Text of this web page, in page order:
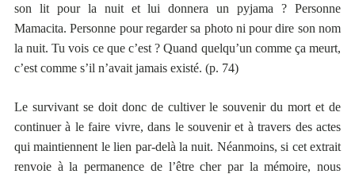
son lit pour la nuit et lui donnera un pyjama ? Personne
Mamacita. Personne pour regarder sa photo ni pour dire son nom
la nuit. Tu vois ce que c’est ? Quand quelqu’un comme ça meurt,
c’est comme s’il n’avait jamais existé. (p. 74)
Le survivant se doit donc de cultiver le souvenir du mort et de
continuer à le faire vivre, dans le souvenir et à travers des actes
qui maintiennent le lien par-delà la nuit. Néanmoins, si cet extrait
renvoie à la permanence de l’être cher par la mémoire, nous